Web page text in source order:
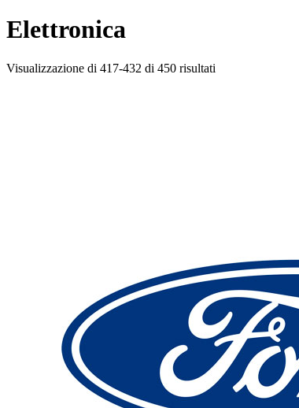
Elettronica
Visualizzazione di 417-432 di 450 risultati